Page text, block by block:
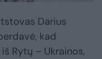
Darius
kad
Rytų – Ukrainos,